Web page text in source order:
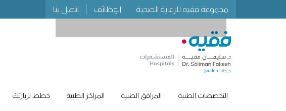
مجموعة فقيه للرعاية الصحية الوظائف اتصل بنا
التخصصات الطبية المرافق الطبية المراكز الطبية خطط لزيارتك